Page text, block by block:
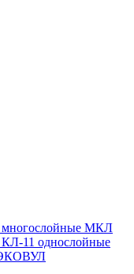
многослойные МКЛ
11 однослойные
ЭКОВУЛ